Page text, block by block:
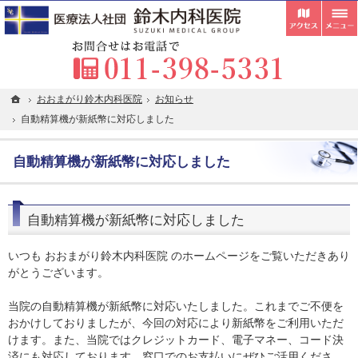
ホーム
おおまがり鈴木内科医院
お知らせ
自動精算機が新紙幣に対応しました
自動精算機が新紙幣に対応しました
胃カメラ・内視鏡検査・超音波検査の専門医が在籍。札幌市清田区の内科・クリニックな
札幌市清田区の内科・クリニックなら在宅往診・訪問看護にも対応している鈴木内科医院
自動精算機が新紙幣に対応しました
いつも おおまがり鈴木内科医院 のホームページをご覧いただきあり
がとうございます。
当院の自動精算機が新紙幣に対応いたしました。これまでご不便を
おかけしておりましたが、今回の対応により新紙幣をご利用いただ
けます。また、当院ではクレジットカード、電子マネー、コード決
受付
ホーム
おおまがり鈴木内科医院
お知らせ
自動精算機が新紙幣に対応しました